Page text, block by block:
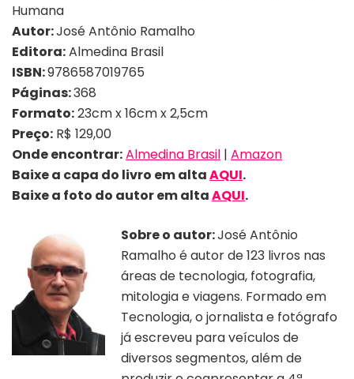
Humana
Autor:José Antônio Ramalho
Editora:Almedina Brasil
ISBN:9786587019765
Páginas:368
Formato:23cm x 16cm x 2,5cm
Preço: R$ 129,00
Onde encontrar:Almedina Brasil | Amazon
Baixe a capa do livro em altaAQUI.
Baixe a foto do autor em altaAQUI.
Sobre o autor:José Antônio
Ramalho é autor de 123 livros nas
áreas de tecnologia, fotografia,
mitologia e viagens. Formado em
Tecnologia, o jornalista e fotógrafo
já escreveu para veículos de
diversos segmentos, além de